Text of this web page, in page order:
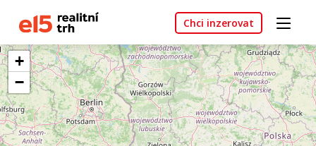
Chci inzerovat
+
−